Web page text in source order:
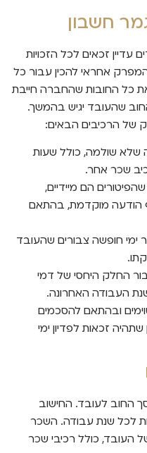
חשבון
זכאים לכל הזכויות
אחראי להכין עבור כל
כל החובות שהחברה חייבת
שהעובד יגיש בהמשך.
של הרכיבים הבאים:
שלא שולמה, כולל שעות
שכר אחר.
הם מיידיים,
הודעה מוקדמת, בהתאם
ימי חופשה צבורים שהעובד
החלק היחסי של דמי
העבודה האחרונה.
ובהתאם להסכמים
שתהיה זכאות לפדיון ימי
החוב לעובד. החישוב
לכל שנת עבודה. השכר
העובד, כולל רכיבי שכר